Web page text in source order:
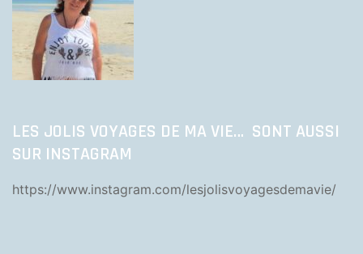
LES JOLIS VOYAGES DE MA VIE… SONT AUSSI
SUR INSTAGRAM
https://www.instagram.com/lesjolisvoyagesdemavie/